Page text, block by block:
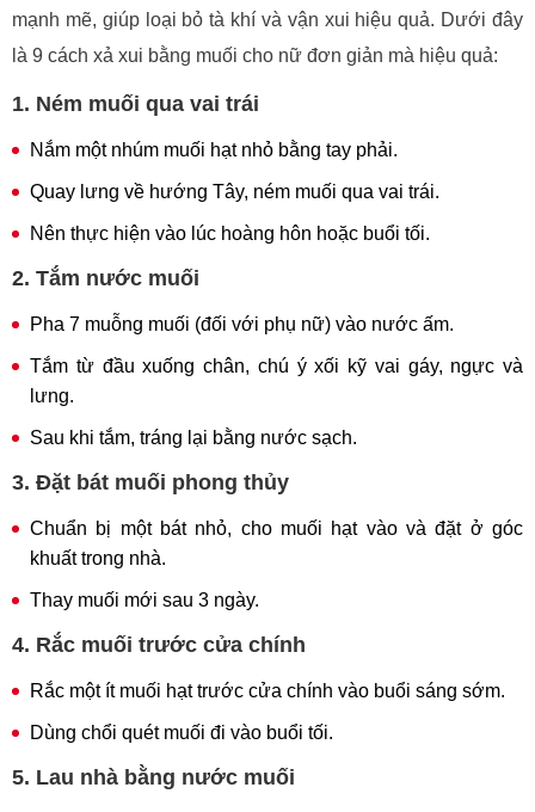
mạnh mẽ, giúp loại bỏ tà khí và vận xui hiệu quả. Dưới đây
là 9 cách xả xui bằng muối cho nữ đơn giản mà hiệu quả:
1. Ném muối qua vai trái
Nắm một nhúm muối hạt nhỏ bằng tay phải.
Quay lưng về hướng Tây, ném muối qua vai trái.
Nên thực hiện vào lúc hoàng hôn hoặc buổi tối.
2. Tắm nước muối
Pha 7 muỗng muối (đối với phụ nữ) vào nước ấm.
Tắm từ đầu xuống chân, chú ý xối kỹ vai gáy, ngực và
lưng.
Sau khi tắm, tráng lại bằng nước sạch.
3. Đặt bát muối phong thủy
Chuẩn bị một bát nhỏ, cho muối hạt vào và đặt ở góc
khuất trong nhà.
Thay muối mới sau 3 ngày.
4. Rắc muối trước cửa chính
Rắc một ít muối hạt trước cửa chính vào buổi sáng sớm.
Dùng chổi quét muối đi vào buổi tối.
5. Lau nhà bằng nước muối